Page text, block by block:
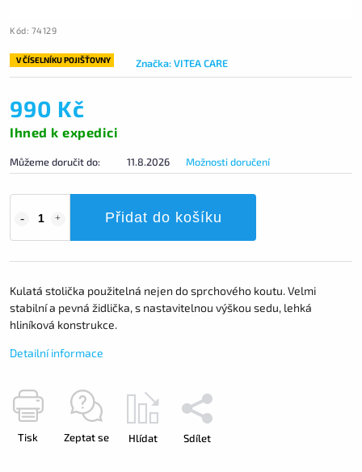
Kód: 74129
V ČÍSELNÍKU POJIŠŤOVNY Značka:VITEA CARE
990 Kč
Ihned k expedici
Můžeme doručit do: 11.8.2026 Možnosti doručení
Přidat do košíku
Kulatá stolička použitelná nejen do sprchového koutu. Velmi
stabilní a pevná židlička, s nastavitelnou výškou sedu, lehká
hliníková konstrukce.
Detailní informace
Tisk Zeptat se Hlídat Sdílet